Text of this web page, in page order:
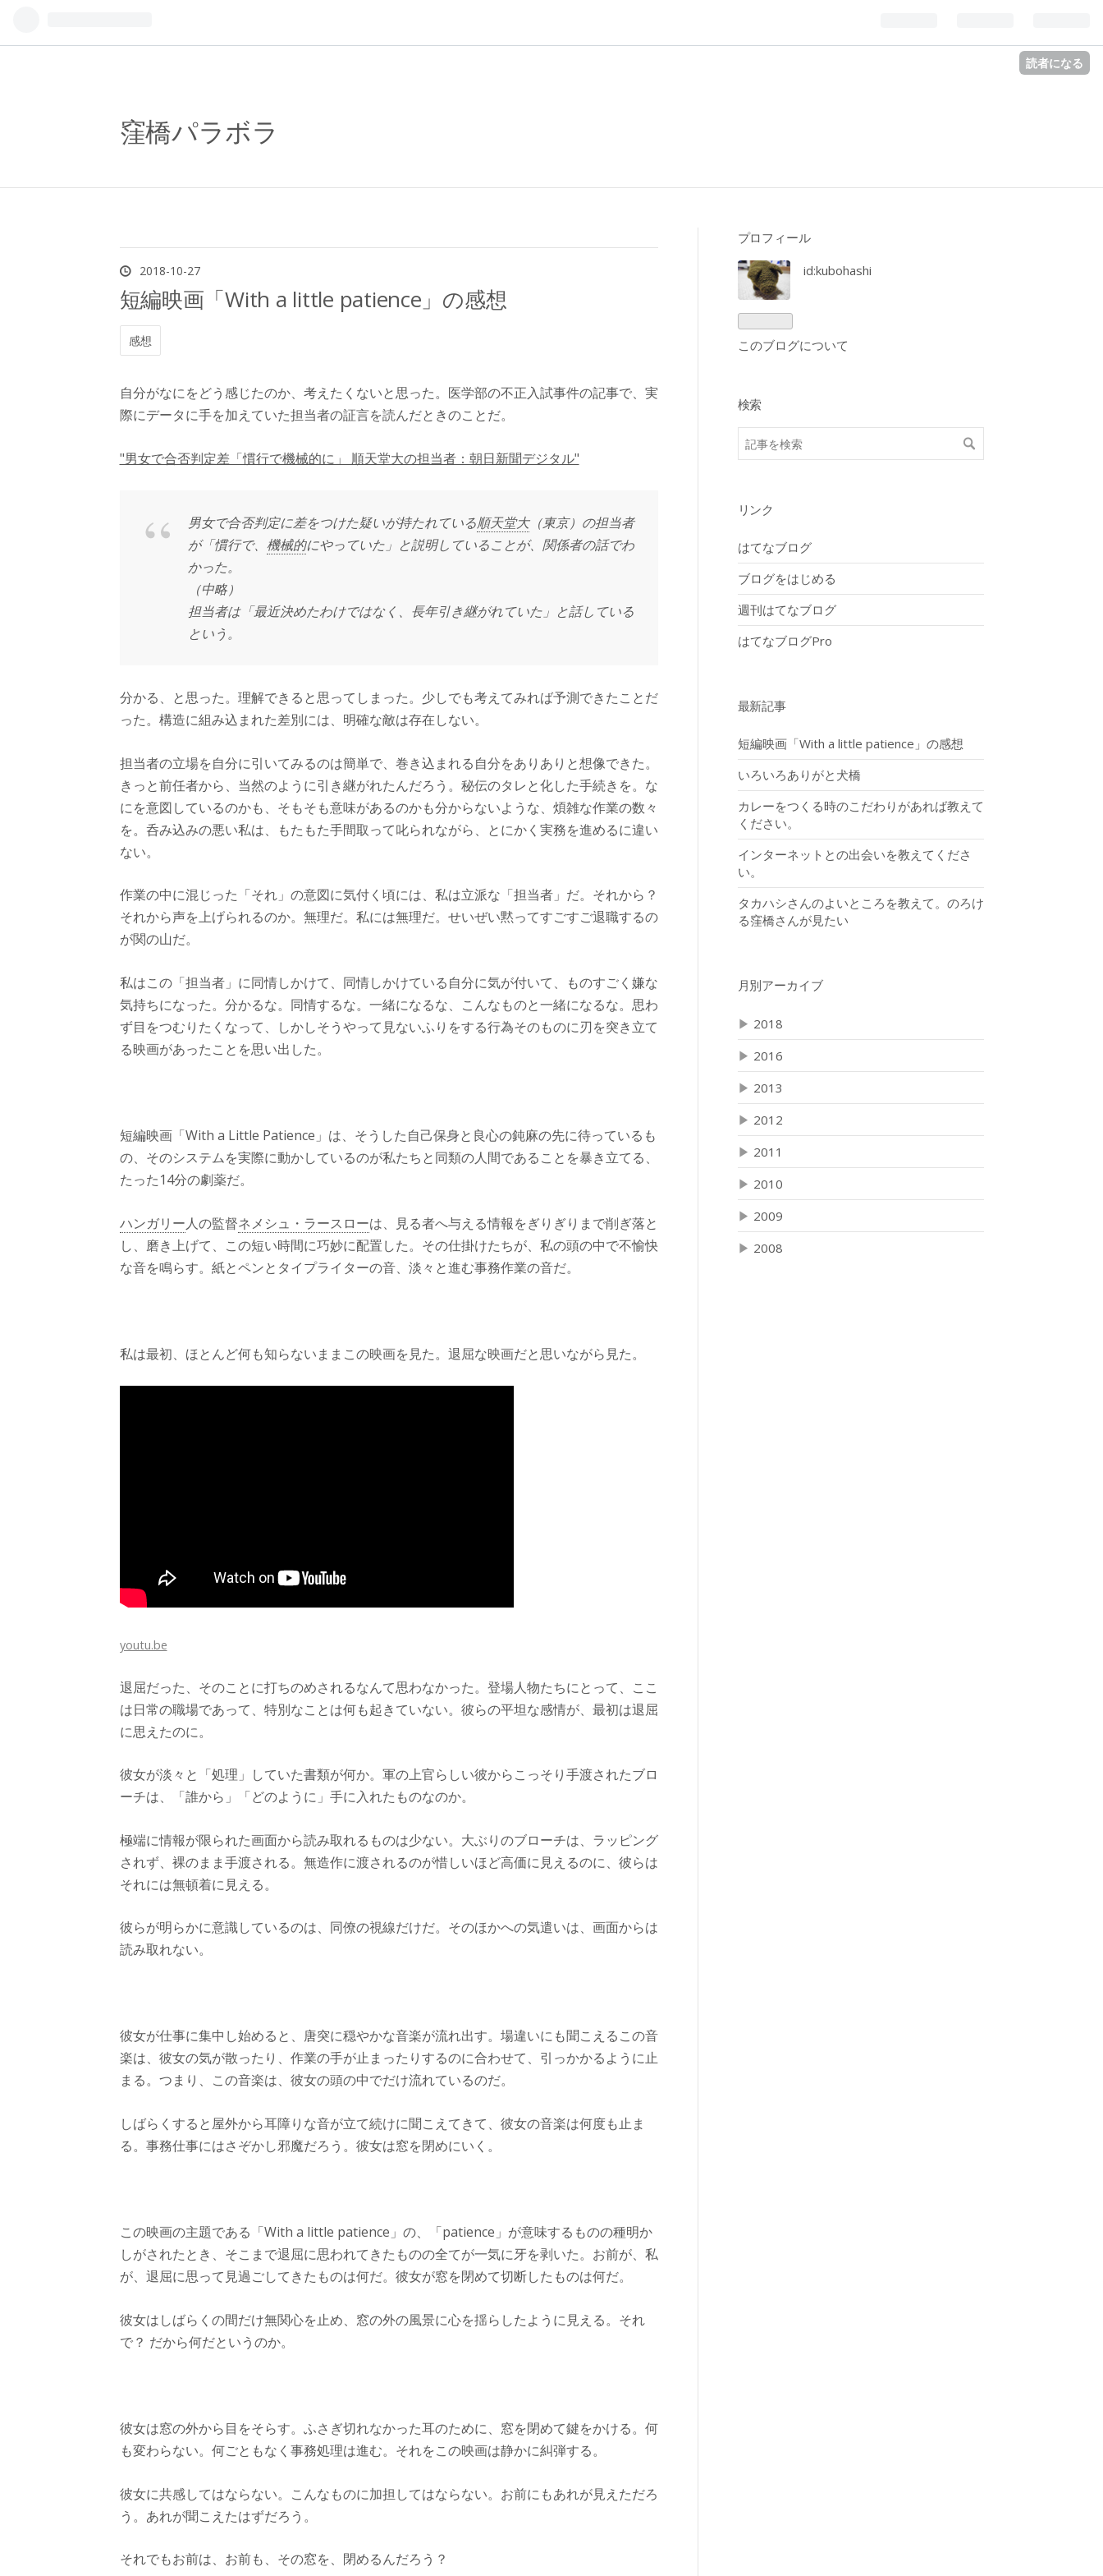
読者になる
窪橋パラボラ
2018-10-27
短編映画「With a little patience」の感想
感想
自分がなにをどう感じたのか、考えたくないと思った。医学部の不正入試事件の記事で、実
際にデータに手を加えていた担当者の証言を読んだときのことだ。
"男女で合否判定差「慣行で機械的に」 順天堂大の担当者：朝日新聞デジタル"
男女で合否判定に差をつけた疑いが持たれている順天堂大（東京）の担当者
が「慣行で、 機械的にやっていた」と説明していることが、関係者の話でわ
かった。
（中略）
担当者は「最近決めたわけではなく、長年引き継がれていた」と話している
という。
分かる、と思った。理解できると思ってしまった。少しでも考えてみれば予測できたことだ
った。構造に組み込まれた差別には、明確な敵は存在しない。
担当者の立場を自分に引いてみるのは簡単で、巻き込まれる自分をありありと想像できた。
きっと前任者から、当然のように引き継がれたんだろう。秘伝のタレと化した手続きを。な
にを意図しているのかも、そもそも意味があるのかも分からないような、煩雑な作業の数々
を。呑み込みの悪い私は、もたもた手間取って叱られながら、とにかく実務を進めるに違い
ない。
作業の中に混じった「それ」の意図に気付く頃には、私は立派な「担当者」だ。それから？
それから声を上げられるのか。無理だ。私には無理だ。せいぜい黙ってすごすご退職するの
が関の山だ。
私はこの「担当者」に同情しかけて、同情しかけている自分に気が付いて、ものすごく嫌な
気持ちになった。分かるな。同情するな。一緒になるな、こんなものと一緒になるな。思わ
ず目をつむりたくなって、しかしそうやって見ないふりをする行為そのものに刃を突き立て
る映画があったことを思い出した。
短編映画「With a Little Patience」は、そうした自己保身と良心の鈍麻の先に待っているも
の、そのシステムを実際に動かしているのが私たちと同類の人間であることを暴き立てる、
たった14分の劇薬だ。
ハンガリー人の監督ネメシュ・ラースローは、見る者へ与える情報をぎりぎりまで削ぎ落と
し、磨き上げて、この短い時間に巧妙に配置した。その仕掛けたちが、私の頭の中で不愉快
な音を鳴らす。紙とペンとタイプライターの音、淡々と進む事務作業の音だ。
私は最初、ほとんど何も知らないままこの映画を見た。退屈な映画だと思いながら見た。
youtu.be
退屈だった、そのことに打ちのめされるなんて思わなかった。登場人物たちにとって、ここ
は日常の職場であって、特別なことは何も起きていない。彼らの平坦な感情が、最初は退屈
に思えたのに。
彼女が淡々と「処理」していた書類が何か。軍の上官らしい彼からこっそり手渡されたブロ
ーチは、「誰から」「どのように」手に入れたものなのか。
極端に情報が限られた画面から読み取れるものは少ない。大ぶりのブローチは、ラッピング
されず、裸のまま手渡される。無造作に渡されるのが惜しいほど高価に見えるのに、彼らは
それには無頓着に見える。
彼らが明らかに意識しているのは、同僚の視線だけだ。そのほかへの気遣いは、画面からは
読み取れない。
彼女が仕事に集中し始めると、唐突に穏やかな音楽が流れ出す。場違いにも聞こえるこの音
楽は、彼女の気が散ったり、作業の手が止まったりするのに合わせて、引っかかるように止
まる。つまり、この音楽は、彼女の頭の中でだけ流れているのだ。
しばらくすると屋外から耳障りな音が立て続けに聞こえてきて、彼女の音楽は何度も止ま
る。事務仕事にはさぞかし邪魔だろう。彼女は窓を閉めにいく。
この映画の主題である「With a little patience」の、「patience」が意味するものの種明か
しがされたとき、そこまで退屈に思われてきたものの全てが一気に牙を剥いた。お前が、私
が、退屈に思って見過ごしてきたものは何だ。彼女が窓を閉めて切断したものは何だ。
彼女はしばらくの間だけ無関心を止め、窓の外の風景に心を揺らしたように見える。それ
で？ だから何だというのか。
彼女は窓の外から目をそらす。ふさぎ切れなかった耳のために、窓を閉めて鍵をかける。何
も変わらない。何ごともなく事務処理は進む。それをこの映画は静かに糾弾する。
彼女に共感してはならない。こんなものに加担してはならない。お前にもあれが見えただろ
う。あれが聞こえたはずだろう。
それでもお前は、お前も、その窓を、閉めるんだろう？
プロフィール
id:kubohashi
このブログについて
検索
リンク
はてなブログ
ブログをはじめる
週刊はてなブログ
はてなブログPro
最新記事
短編映画「With a little patience」の感想
いろいろありがと犬橋
カレーをつくる時のこだわりがあれば教えて
ください。
インターネットとの出会いを教えてくださ
い。
タカハシさんのよいところを教えて。のろけ
る窪橋さんが見たい
月別アーカイブ
▶ 2018
▶ 2016
▶ 2013
▶ 2012
▶ 2011
▶ 2010
▶ 2009
▶ 2008